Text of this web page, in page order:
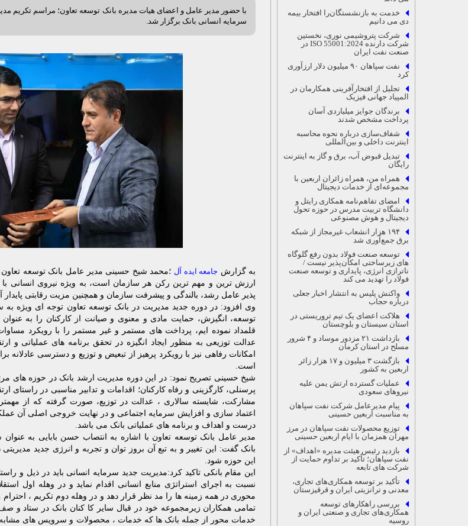
با حضور مدیر عامل و اعضای هیات مدیره بانک توسعه تعاون؛ مراسم تکریم
سرمایه انسانی بانک برگزار شد.
به گزارش جامعه ایده آل ؛محمد شیخ حسینی مدیر عامل بانک توسعه
ارزش ترین و مهم ترین رکن هر سازمان است، به ویژه نیروی انسانی
پذیر عامل رشد، بالندگی و پیشرفت سازمان و همچنین مزیت رقابتی
وی افزود: در دوره جدید مدیریت در بانک توسعه تعاون توجه ای ویژه به
توسعه، انگیزش، حمایت مادی و معنوی و صیانت از کارکنان را به
قلمداد نموده ایم، پرداخت های مستمر و غیر مستمر را با رویکرد
عدالت توزیعی به منظور ایجاد انگیزه در تحقق برنامه های عملیاتی و
امکانات رفاهی نیز با رویکرد پرهیز از تبعیض و توزیع و دسترسی عادلانه
است.
شیخ حسینی تصریح نمود: در این دوره مدیریت ارشد بانک در حوزه های
پرسنلی، کارگزینی و رفاه کارکنان؛ اقدامات و تدابیر مناسبی در راستای
مشارکت‌، شایسته سالاری ، عدالت در توزیع، صورت گرفته که از
اعتماد سازی و افزایش سرمایه اجتماعی و در نهایت خروجی اصلی آن
درست و اهداف و برنامه های عملیاتی بانک می باشد.
مدیر عامل بانک توسعه تعاون با اشاره به انتصاب حسن بابایی به
بانک گفت: این تغییر و به تبع آن بروز توان و تجربه و انرژی جدید
این حوزه شود.
این مقام بانکی تاکید کرد:مدیریت جدید سرمایه انسانی باید در ذیل و
نسبت به اجرای استراتژی منابع انسانی اقدام نماید و در وهله اول
محوری در همه زمینه ها را مد نظر قرار دهد و در وهله دوم تکریم ، احترام
تمامی همکاران زیرمجموعه خود در قبال سایر کا کنان بانک در ستاد و
خدمات محور از جمله بانک ها که خدمات ، محصولات و سرویس های مشابه
خدمت به بازنشستگان‌را افتخار بیمه
دی می دانیم
شرکت پتروشیمی نوری، نخستین
شرکت دارنده ISO 55001:2024 در
صنعت نفت ایران
نفت سپاهان ۹۰ میلیون دلار ارزآوری
کرد
تجلیل از افتخارآفرینی همکارمان در
المپیاد جهانی فیزیک
برندگان جوایز میلیاردی آسان
پرداخت مشخص شدند
شفاف‌سازی درباره نحوه محاسبه
اینترنت داخلی و بین‌المللی
تبدیل قبوض آب، برق و گاز به اینترنت
رایگان
همراه من، همراه زائران اربعین با
مجموعه‌ای از خدمات دیجیتال
امضای تفاهم‌نامه همکاری رایتل و
دانشگاه تربیت مدرس در حوزه تحول
دیجیتال و هوش مصنوعی
۱۹۴ هزار انشعاب غیرمجاز از شبکه
برق جمع‌آوری شد
توسعه صنعت فولاد بدون رفع گلوگاه‌
های زیرساختی امکان‌پذیر نیست /
ناترازی انرژی، پایداری و توسعه صنعت
فولاد را تهدید می ‌کند
واکنش پلیس به انتشار اخبار جعلی
درباره حجاب
هلاکت اعضای یک تیم تروریستی در
استان سیستان و بلوچستان
بازداشت ۲۱ مزدور موساد و ۴ شرور
مسلح در استان کرمان
بازگشت ۳ میلیون و ۱۷ هزار زائر
اربعین به کشور
عملیات گسترده ارتش یمن علیه
نیروهای سعودی
پیام مدیرعامل شرکت نفت سپاهان
به مناسبت اربعین حسینی
توزیع محصولات نفت سپاهان در مرز
مهران همزمان با ایام اربعین حسینی
بازدید رئیس هیئت مدیره «اهداف» از
نفت سپاهان؛ تأکید بر تداوم حمایت از
شرکت های تابعه
تأکید بر توسعه همکاری‌های تجاری،
معدنی و ترانزیتی ایران و قرقیزستان
بررسی راهکارهای توسعه
همکاری‌های تجاری و صنعتی ایران و
روسیه